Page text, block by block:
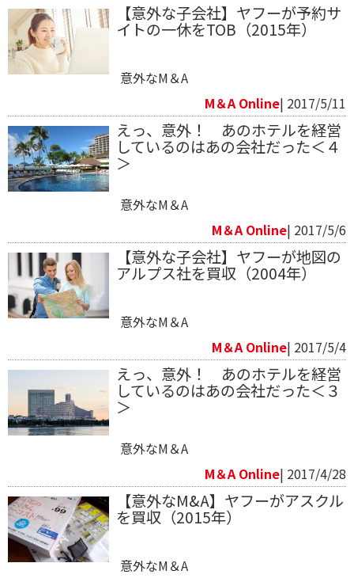
【意外な子会社】ヤフーが予約サ
イトの一休をTOB（2015年）
意外なM＆A
M＆A Online| 2017/5/11
えっ、意外！ あのホテルを経営
しているのはあの会社だった＜４
＞
意外なM＆A
M＆A Online| 2017/5/6
【意外な子会社】ヤフーが地図の
アルプス社を買収（2004年）
意外なM＆A
M＆A Online| 2017/5/4
えっ、意外！ あのホテルを経営
しているのはあの会社だった＜３
＞
意外なM＆A
M＆A Online| 2017/4/28
【意外なM&A】ヤフーがアスクル
を買収（2015年）
意外なM＆A